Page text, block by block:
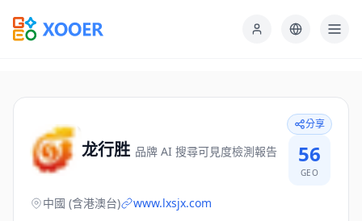
龙行胜 品牌 AI 搜尋可見度檢測報告
分享
56
GEO
中國 (含港澳台)
www.lxsjx.com